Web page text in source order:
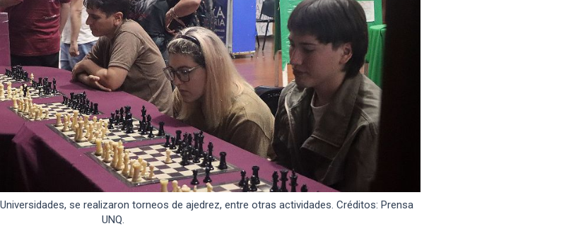
se realizaron torneos de ajedrez, entre otras actividades. Créditos: Prensa
UNQ.